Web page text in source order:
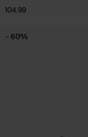
104.99
- 60%